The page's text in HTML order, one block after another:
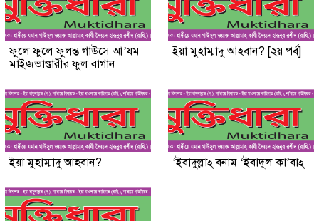
ফুলে ফুলে ফুলন্ত গাউসে আ’যম
মাইজভাণ্ডারীর ফুল বাগান
ইয়া মুহাম্মাদু আহবান? [২য় পর্ব]
ইয়া মুহাম্মাদু আহবান? ‘ইবাদুল্লাহ্ বনাম ‘ইবাদুল কা’বাহ্